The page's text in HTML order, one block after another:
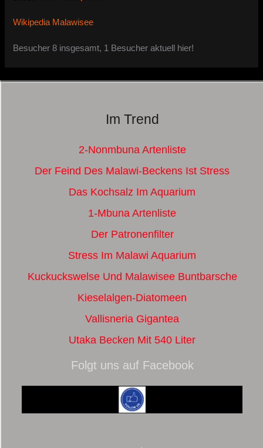
Wikipedia Malawisee
Besucher 8 insgesamt, 1 Besucher aktuell hier!
Im Trend
2-Nonmbuna Artenliste
Der Feind Des Malawi-Beckens Ist Stress
Das Kochsalz Im Aquarium
1-Mbuna Artenliste
Der Patronenfilter
Stress Im Malawi Aquarium
Kuckuckswelse Und Malawisee Buntbarsche
Kieselalgen-Diatomeen
Vallisneria Gigantea
Utaka Becken Mit 540 Liter
Folgt uns auf Facebook